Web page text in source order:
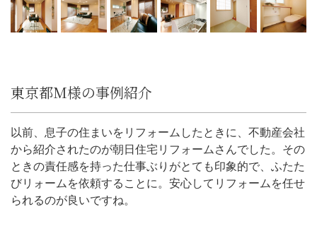
東京都M様の事例紹介
以前、息子の住まいをリフォームしたときに、不動産会社
から紹介されたのが朝日住宅リフォームさんでした。その
ときの責任感を持った仕事ぶりがとても印象的で、ふたた
びリォームを依頼することに。安心してリフォームを任せ
られるのが良いですね。